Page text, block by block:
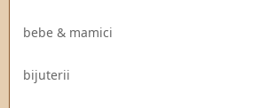
bebe & mamici
bijuterii